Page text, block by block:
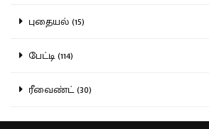
புதையல் (15)
பேட்டி (114)
ரீவைண்ட் (30)